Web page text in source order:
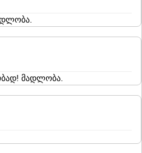
მადლობა.